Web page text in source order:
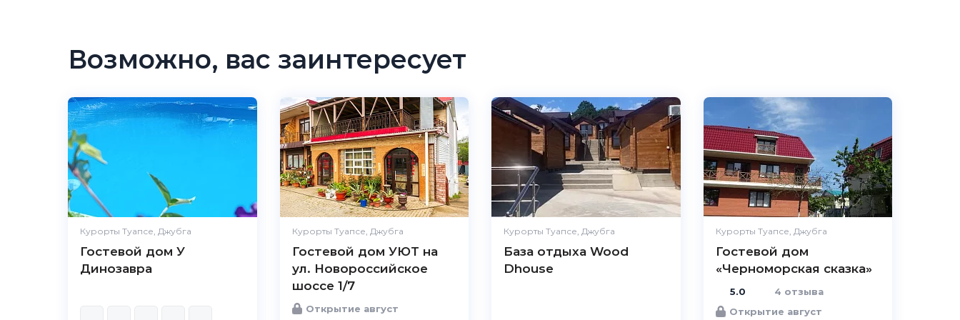
Возможно, вас заинтересует
Курорты Туапсе, Джубга
Гостевой дом У
Динозавра
Курорты Туапсе, Джубга
Гостевой дом УЮТ на
ул. Новороссийское
шоссе 1/7
Открытие август
Курорты Туапсе, Джубга
База отдыха Wood
Dhouse
Курорты Туапсе, Джубга
Гостевой дом
«Черноморская сказка»
5.0
4 отзыва
Открытие август